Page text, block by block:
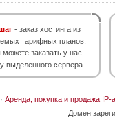
- заказ хостинга из
тарифных планов.
заказать у нас
выделенного сервера.
Аренда, покупка и продажа IP-
Домен